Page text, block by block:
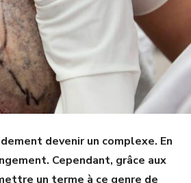
devenir un complexe. En
Cependant, grâce aux
un terme à ce genre de